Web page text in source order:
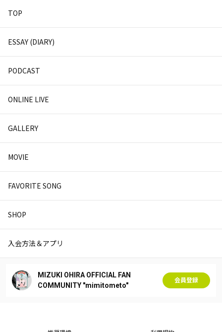
TOP
ESSAY (DIARY)
PODCAST
ONLINE LIVE
GALLERY
MOVIE
FAVORITE SONG
SHOP
入会方法＆アプリ
MIZUKI OHIRA OFFICIAL FAN
COMMUNITY "mimitometo"
会員登録